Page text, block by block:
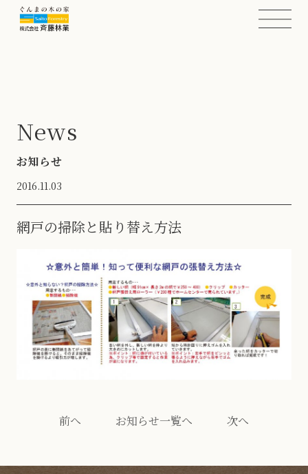
News
お知らせ
2016.11.03
網戸の掃除と貼り替え方法
前へ お知らせ一覧へ 次へ